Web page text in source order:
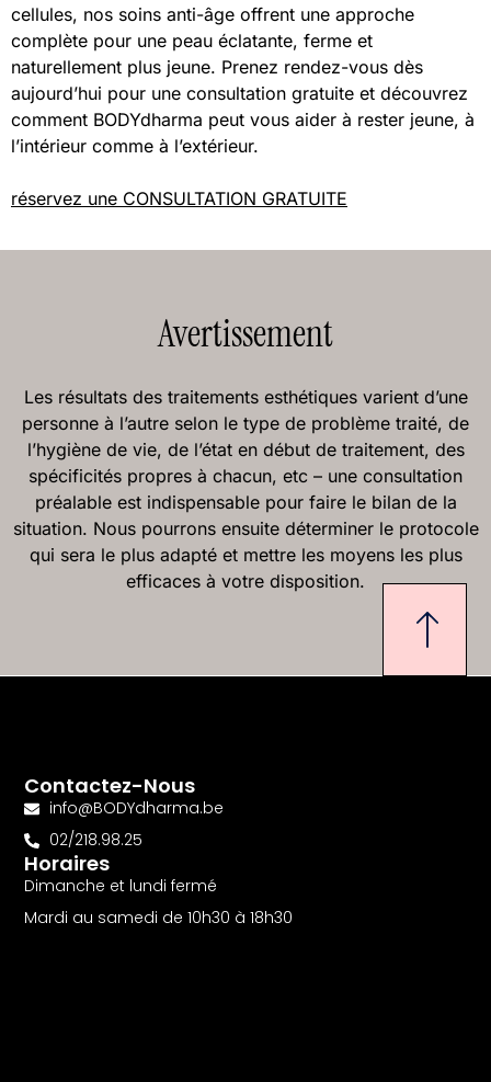
cellules, nos soins anti-âge offrent une approche
complète pour une peau éclatante, ferme et
naturellement plus jeune. Prenez rendez-vous dès
aujourd’hui pour une consultation gratuite et découvrez
comment BODYdharma peut vous aider à rester jeune, à
l’intérieur comme à l’extérieur.
réservez une CONSULTATION GRATUITE
Avertissement
Les résultats des traitements esthétiques varient d’une
personne à l’autre selon le type de problème traité, de
l’hygiène de vie, de l’état en début de traitement, des
spécificités propres à chacun, etc – une consultation
préalable est indispensable pour faire le bilan de la
situation. Nous pourrons ensuite déterminer le protocole
qui sera le plus adapté et mettre les moyens les plus
efficaces à votre disposition.
Contactez-Nous
info@BODYdharma.be
02/218.98.25
Horaires
Dimanche et lundi fermé
Mardi au samedi de 10h30 à 18h30